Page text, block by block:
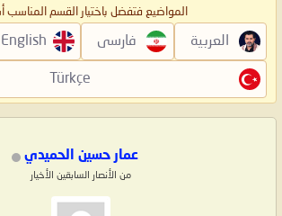
المواضيع فتفضل باختيار القسم المناسب
العربية فارسی English
Türkçe
عمار حسين الحميدي
من الأنصار السابقين الأخيار